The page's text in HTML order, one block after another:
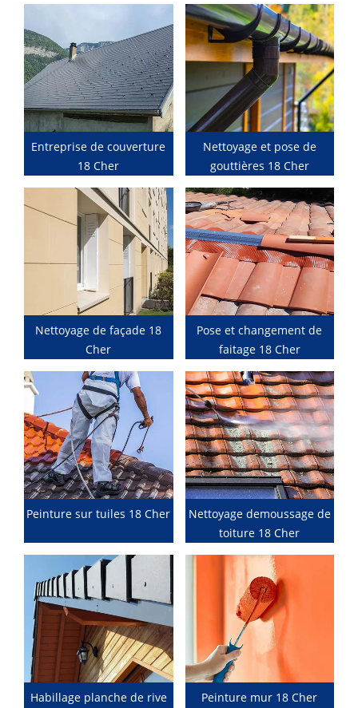
Entreprise de couverture
18 Cher
Nettoyage et pose de
gouttières 18 Cher
Nettoyage de façade 18
Cher
Pose et changement de
faitage 18 Cher
Peinture sur tuiles 18 Cher
Nettoyage demoussage de
toiture 18 Cher
Habillage planche de rive
Peinture mur 18 Cher